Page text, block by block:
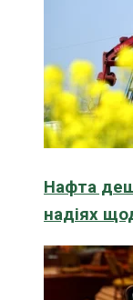
Нафта
надіях